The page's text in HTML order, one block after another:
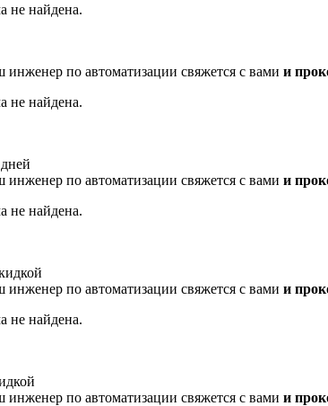
не найдена.
по автоматизации свяжется с вами и
не найдена.
по автоматизации свяжется с вами и
не найдена.
по автоматизации свяжется с вами и
не найдена.
по автоматизации свяжется с вами и